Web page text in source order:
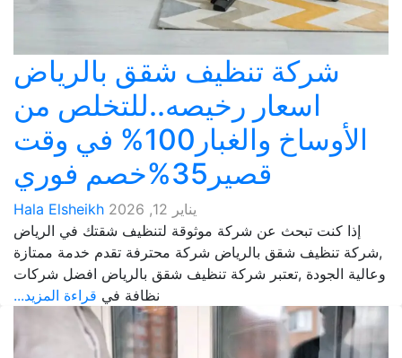
شركة تنظيف شقق بالرياض
اسعار رخيصه..للتخلص من
الأوساخ والغبار100% في وقت
قصير35%خصم فوري
يناير 12, 2026
Hala Elsheikh
إذا كنت تبحث عن شركة موثوقة لتنظيف شقتك في الرياض
,شركة تنظيف شقق بالرياض شركة محترفة تقدم خدمة ممتازة
وعالية الجودة ,تعتبر شركة تنظيف شقق بالرياض افضل شركات
نظافة في قراءة المزيد...